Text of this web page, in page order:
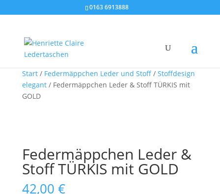
0163 6913888
Start/ Federmäppchen Leder und Stoff/ Stoffdesign
elegant/ Federmäppchen Leder & Stoff TÜRKIS mit
GOLD
Federmäppchen Leder &
Stoff TÜRKIS mit GOLD
42,00 €